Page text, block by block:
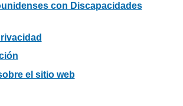
con Discapacidades
el sitio web